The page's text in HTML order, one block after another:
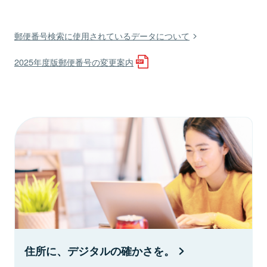
郵便番号検索に使用されているデータについて
2025年度版郵便番号の変更案内
住所に、デジタルの確かさを。